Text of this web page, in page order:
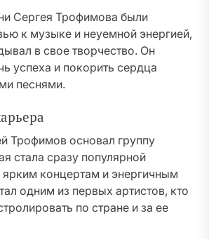
Сергея Трофимова были
к музыке и неуемной энергией,
в свое творчество. Он
успеха и покорить сердца
песнями.
Трофимов основал группу
стала сразу популярной
концертам и энергичным
одним из первых артистов, кто
по стране и за ее